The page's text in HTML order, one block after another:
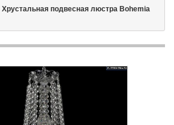
Хрустальная подвесная люстра Bohemia